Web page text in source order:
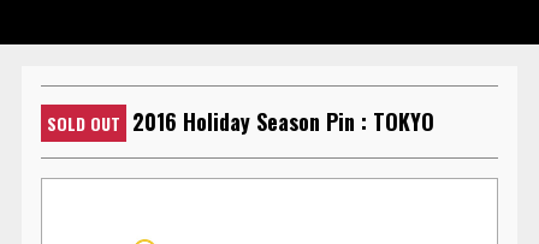
SOLD OUT 2016 Holiday Season Pin : TOKYO